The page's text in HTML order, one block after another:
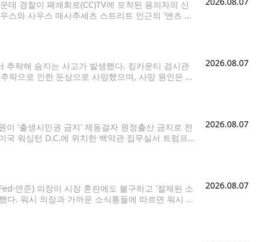
경찰이 폐쇄회로(CC)TV에 포착된 용의자의 신
스와 사우스 매사추세츠 스트리트 인근의 '앤츠 커
락해 숨지는 사고가 발생했다. 킹카운티 검시관
락으로 인한 둔상으로 사망했으며, 사망 원인은 사
2026.08.07
'출생시민권 금지' 제동걸자 원정출산 금지로 전
워싱턴 D.C.에 위치한 백악관 집무실서 트럼프
2026.08.07
연준) 의장이 시장 혼란에도 불구하고 '절제된 소
다. 워시 의장과 가까운 소식통들에 따르면 워시 의
2026.08.07